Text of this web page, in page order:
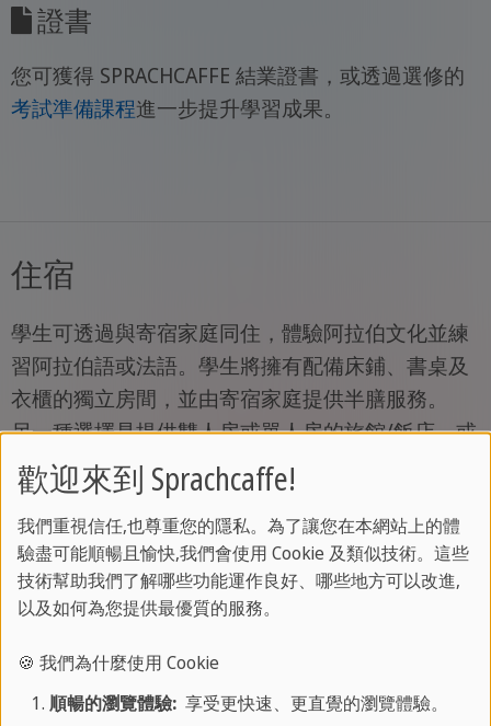
證書
您可獲得 SPRACHCAFFE 結業證書，或透過選修的
考試準備課程進一步提升學習成果。
住宿
學生可透過與寄宿家庭同住，體驗阿拉伯文化並練
習阿拉伯語或法語。學生將擁有配備床鋪、書桌及
衣櫃的獨立房間，並由寄宿家庭提供半膳服務。
另一種選擇是提供雙人房或單人房的旅館/飯店，或
是提供雙人房或單人房的 "Riad" 傳統旅館。
寄宿家庭
體驗溫馨的寄宿家庭，您的舒適是我們的首要考
量。
設施：
歡迎來到 Sprachcaffe!
我們重視信任,也尊重您的隱私。為了讓您在本網站上的體
驗盡可能順暢且愉快,我們會使用 Cookie 及類似技術。這些
技術幫助我們了解哪些功能運作良好、哪些地方可以改進,
以及如何為您提供最優質的服務。
🍪 我們為什麼使用 Cookie
順暢的瀏覽體驗:享受更快速、更直覺的瀏覽體驗。